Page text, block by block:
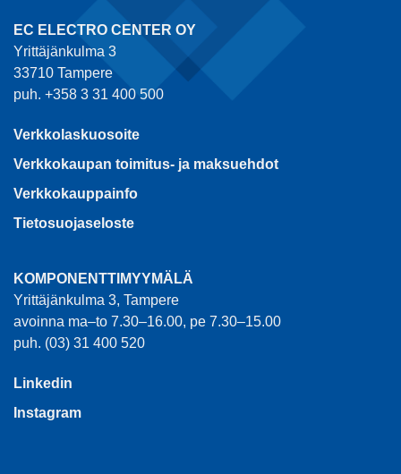
EC ELECTRO CENTER OY
Yrittäjänkulma 3
33710 Tampere
puh. +358 3 31 400 500
Verkkolaskuosoite
Verkkokaupan toimitus- ja maksuehdot
Verkkokauppainfo
Tietosuojaseloste
KOMPONENTTIMYYMÄLÄ
Yrittäjänkulma 3, Tampere
avoinna ma–to 7.30–16.00, pe 7.30–15.00
puh. (03) 31 400 520
Linkedin
Instagram